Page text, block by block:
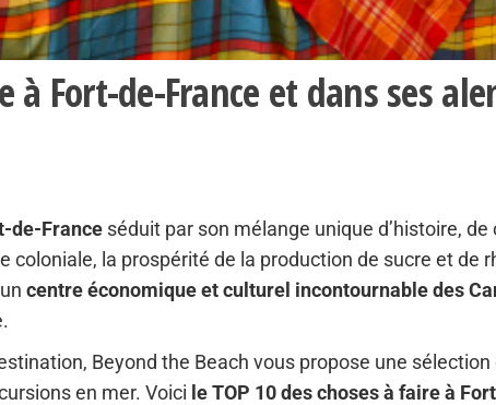
à Fort-de-France et dans ses
de-France séduit par son mélange unique d’histoire,
coloniale, la prospérité de la production de sucre et de
centre économique et culturel incontournable des
Beyond the Beach vous propose une
en mer. Voici le TOP 10 des choses à faire à